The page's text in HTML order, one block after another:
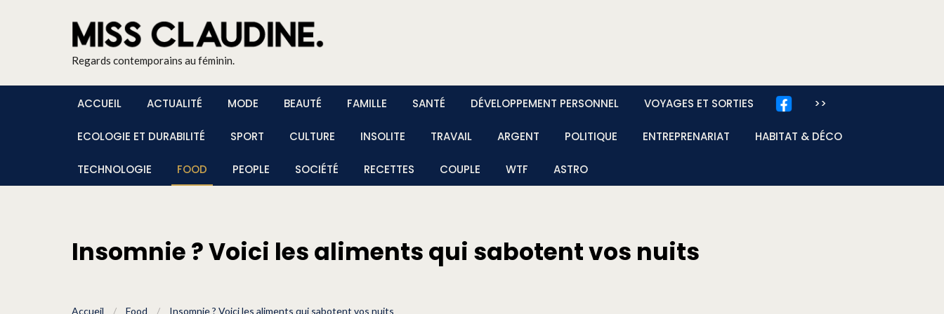
Regards contemporains au féminin.
ACCUEIL ACTUALITÉ MODE BEAUTÉ FAMILLE SANTÉ DÉVELOPPEMENT PERSONNEL VOYAGES ET SORTIES >>
ECOLOGIE ET DURABILITÉ SPORT CULTURE INSOLITE TRAVAIL ARGENT POLITIQUE ENTREPRENARIAT HABITAT & DÉCO
TECHNOLOGIE FOOD PEOPLE SOCIÉTÉ RECETTES COUPLE WTF ASTRO
Insomnie ? Voici les aliments qui sabotent vos nuits
Accueil / Food / Insomnie ? Voici les aliments qui sabotent vos nuits